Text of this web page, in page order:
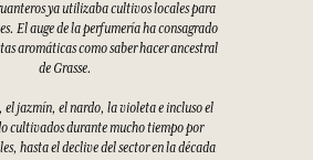
ya utilizaba cultivos locales para
El auge de la perfumería ha consagrado
aromáticas como saber hacer ancestral
de Grasse.
el jazmín, el nardo, la violeta e incluso el
cultivados durante mucho tiempo por
hasta el declive del sector en la década